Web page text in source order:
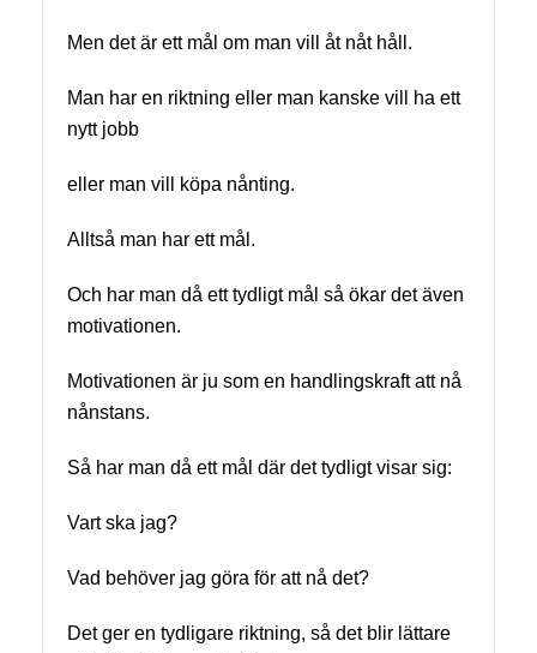
Men det är ett mål om man vill åt nåt håll.
Man har en riktning eller man kanske vill ha ett
nytt jobb
eller man vill köpa nånting.
Alltså man har ett mål.
Och har man då ett tydligt mål så ökar det även
motivationen.
Motivationen är ju som en handlingskraft att nå
nånstans.
Så har man då ett mål där det tydligt visar sig:
Vart ska jag?
Vad behöver jag göra för att nå det?
Det ger en tydligare riktning, så det blir lättare